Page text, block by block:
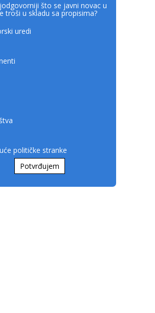
što se javni novac u
troši u skladu sa propisima?
uredi
političke stranke
Potvrđujem